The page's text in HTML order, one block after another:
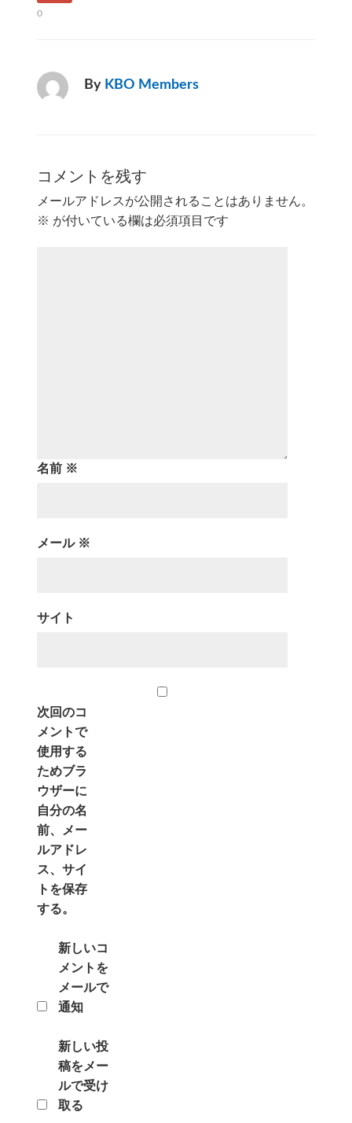
0
By KBO Members
コメントを残す
メールアドレスが公開されることはありません。
※ が付いている欄は必須項目です
名前 ※
メール ※
サイト
次回のコ
メントで
使用する
ためブラ
ウザーに
自分の名
前、メー
ルアドレ
ス、サイ
トを保存
する。
新しいコ
メントを
メールで
通知
新しい投
稿をメー
ルで受け
取る